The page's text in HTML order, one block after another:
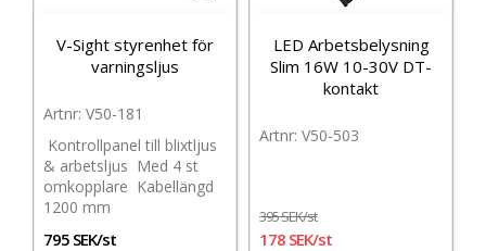
V-Sight styrenhet för
varningsljus
V50-181
Kontrollpanel till blixtljus
& arbetsljus Med 4 st
omkopplare Kabellängd
1200 mm
795 SEK/st
LED Arbetsbelysning
Slim 16W 10-30V DT-
kontakt
V50-503
395 SEK/st
178 SEK/st